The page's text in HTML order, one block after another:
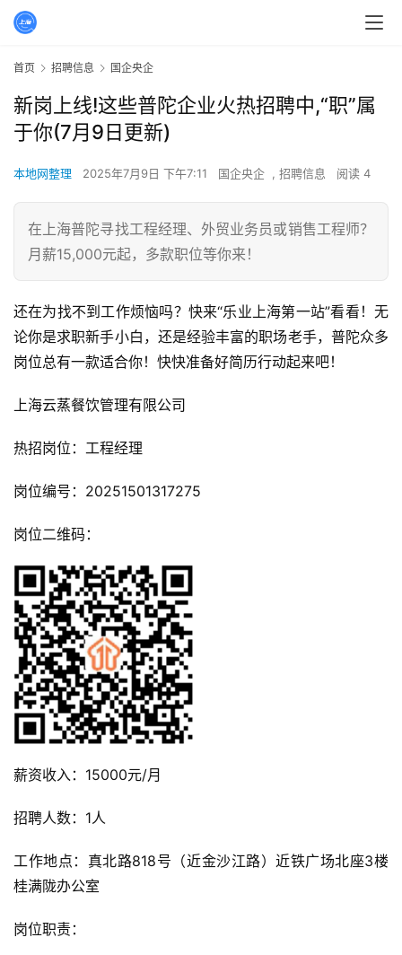
首页 招聘信息 国企央企
新岗上线!这些普陀企业火热招聘中,“职”属
于你(7月9日更新)
本地网整理 2025年7月9日 下午7:11 国企央企 , 招聘信息 阅读 4
在上海普陀寻找工程经理、外贸业务员或销售工程师？
月薪15,000元起，多款职位等你来！
还在为找不到工作烦恼吗？快来“乐业上海第一站”看看！无
论你是求职新手小白，还是经验丰富的职场老手，普陀众多
岗位总有一款适合你！快快准备好简历行动起来吧！
上海云蒸餐饮管理有限公司
热招岗位：工程经理
岗位编号：20251501317275
岗位二维码：
薪资收入：15000元/月
招聘人数：1人
工作地点：真北路818号（近金沙江路）近铁广场北座3楼
桂满陇办公室
岗位职责：